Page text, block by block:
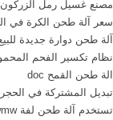
مصنع غسيل رمل الزركون
سعر آلة طحن الكرة في
آلة طحن دوارة جديدة
نظام تكسير الفحم
الة طحن القمح doc
تبديل المشتركة في
تستخدم آلة طحن لفة wmw